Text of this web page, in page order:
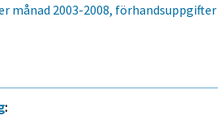
månad 2003-2008, förhandsuppgifter
: